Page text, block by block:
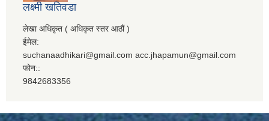
लक्ष्मी खतिवडा
लेखा अधिकृत ( अधिकृत स्तर आठौं )
ईमेल:
suchanaadhikari@gmail.com acc.jhapamun@gmail.com
फोन::
9842683356